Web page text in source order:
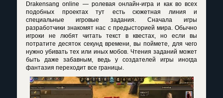
Drakensang online — ролевая онлайн-игра и как во всех
подобных проектах тут есть сюжетная линия и
специальные игровые задания. Сначала игры
разработчики знакомят нас с предысторией мира. Обычно
игроки не любят читать текст в квестах, но если вы
потратите десяток секунд времени, вы поймете, для чего
нужно убивать тех или иных мобов. Чтения заданий может
быть даже забавным, ведь у создателей игры иногда
фантазия переходит все границы.